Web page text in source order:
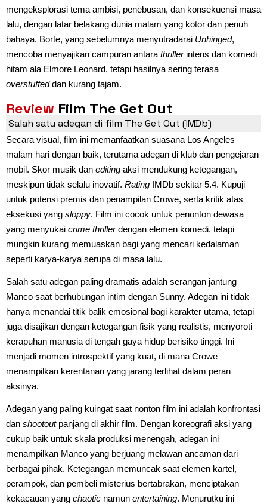
mengeksplorasi tema ambisi, penebusan, dan konsekuensi masa
lalu, dengan latar belakang dunia malam yang kotor dan penuh
bahaya. Borte, yang sebelumnya menyutradarai Unhinged,
mencoba menyajikan campuran antara thrillerintens dan komedi
hitam ala Elmore Leonard, tetapi hasilnya sering terasa
overstuffeddan kurang tajam.
Review Film The Get Out
Salah satu adegan di film The Get Out (IMDb)
Secara visual, film ini memanfaatkan suasana Los Angeles
malam hari dengan baik, terutama adegan di klub dan pengejaran
mobil. Skor musik dan editing aksi mendukung ketegangan,
meskipun tidak selalu inovatif. Rating IMDb sekitar 5.4. Kupuji
untuk potensi premis dan penampilan Crowe, serta kritik atas
eksekusi yang sloppy. Film ini cocok untuk penonton dewasa
yang menyukai crime thrillerdengan elemen komedi, tetapi
mungkin kurang memuaskan bagi yang mencari kedalaman
seperti karya-karya serupa di masa lalu.
Salah satu adegan paling dramatis adalah serangan jantung
Manco saat berhubungan intim dengan Sunny. Adegan ini tidak
hanya menandai titik balik emosional bagi karakter utama, tetapi
juga disajikan dengan ketegangan fisik yang realistis, menyoroti
kerapuhan manusia di tengah gaya hidup berisiko tinggi. Ini
menjadi momen introspektif yang kuat, di mana Crowe
menampilkan kerentanan yang jarang terlihat dalam peran
aksinya.
Adegan yang paling kuingat saat nonton film ini adalah konfrontasi
dan shootoutpanjang di akhir film. Dengan koreografi aksi yang
cukup baik untuk skala produksi menengah, adegan ini
menampilkan Manco yang berjuang melawan ancaman dari
berbagai pihak. Ketegangan memuncak saat elemen kartel,
perampok, dan pembeli misterius bertabrakan, menciptakan
kekacauan yang chaotic namun entertaining. Menurutku ini